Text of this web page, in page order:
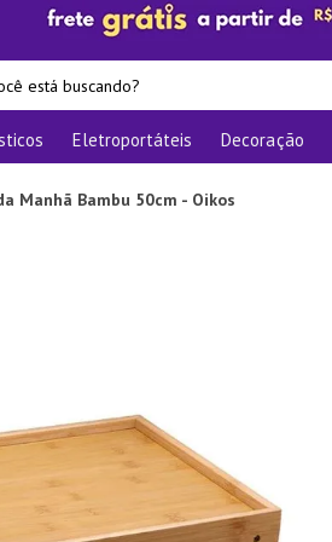
está buscando?
Eletroportáteis Decoração
Manhã Bambu 50cm - Oikos
buscados
Jantar